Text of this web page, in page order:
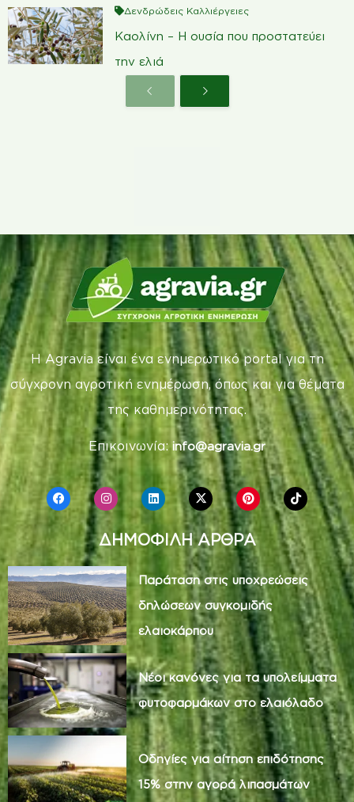
Δενδρώδεις Καλλιέργειες
Καολίνη – Η ουσία που προστατεύει
την ελιά
Η Agravia είναι ένα ενημερωτικό portal για τη
σύγχρονη αγροτική ενημέρωση, όπως και για θέματα
της καθημερινότητας.
Επικοινωνία: info@agravia.gr
ΔΗΜΟΦΙΛΗ ΑΡΘΡΑ
Παράταση στις υποχρεώσεις
δηλώσεων συγκομιδής
ελαιοκάρπου
Νέοι κανόνες για τα υπολείμματα
φυτοφαρμάκων στο ελαιόλαδο
Οδηγίες για αίτηση επιδότησης
15% στην αγορά λιπασμάτων